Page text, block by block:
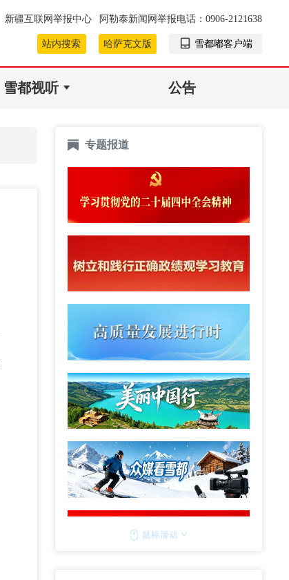
新疆互联网举报中心 阿勒泰新闻网举报电话：0906-2121638
站内搜索 哈萨克文版 雪都嘟客户端
雪都视听 公告
专题报道